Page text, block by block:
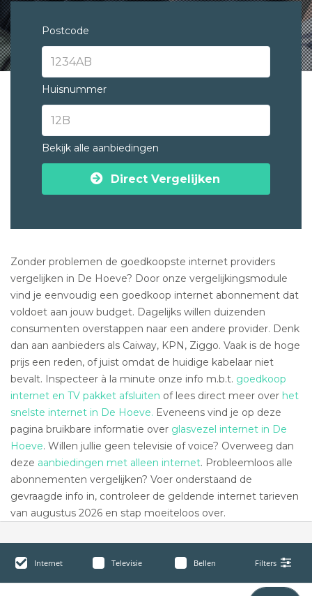
Postcode
Huisnummer
Bekijk alle aanbiedingen
Direct Vergelijken
Zonder problemen de goedkoopste internet providers
vergelijken in De Hoeve? Door onze vergelijkingsmodule
vind je eenvoudig een goedkoop internet abonnement dat
voldoet aan jouw budget. Dagelijks willen duizenden
consumenten overstappen naar een andere provider. Denk
dan aan aanbieders als Caiway, KPN, Ziggo. Vaak is de hoge
prijs een reden, of juist omdat de huidige kabelaar niet
bevalt. Inspecteer à la minute onze info m.b.t. goedkoop
internet en TV pakket afsluiten of lees direct meer over het
snelste internet in De Hoeve. Eveneens vind je op deze
pagina bruikbare informatie over glasvezel internet in De
Hoeve. Willen jullie geen televisie of voice? Overweeg dan
deze aanbiedingen met alleen internet. Probleemloos alle
abonnementen vergelijken? Voer onderstaand de
gevraagde info in, controleer de geldende internet tarieven
van augustus 2026 en stap moeiteloos over.
Internet Televisie Bellen Filters